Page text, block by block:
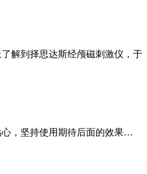
解到择思达斯经颅磁刺激仪，于
心，坚持使用期待后面的效果…